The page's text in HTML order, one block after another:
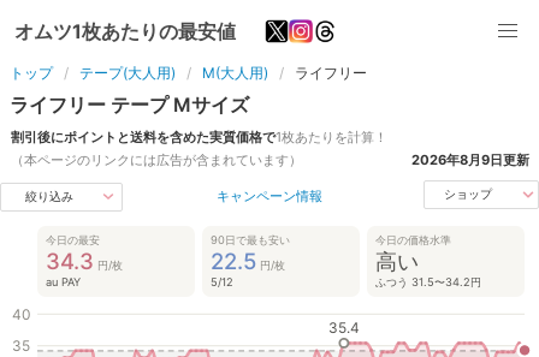
オムツ1枚あたりの最安値
トップ テープ(大人用) M(大人用) ライフリー
ライフリー テープ Mサイズ
割引後にポイントと送料を含めた実質価格で1枚あたりを計算！
（本ページのリンクには広告が含まれています）
2026年8月9日更新
絞り込み キャンペーン情報 ショップ
今日の最安
34.3 円/枚
au PAY
90日で最も安い
22.5 円/枚
5/12
今日の価格水準
高い
ふつう 31.5〜34.2円
35
40
35.4